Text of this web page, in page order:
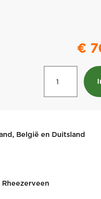
€
Onkruidborstel
set
België en Duitsland